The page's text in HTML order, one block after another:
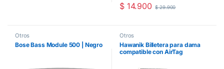
$14.900 $29.900
Otros
Bose Bass Module 500 | Negro
Otros
Hawanik Billetera para dama
compatible con AirTag